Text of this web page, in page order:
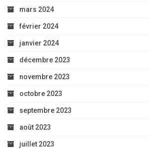
mars 2024
février 2024
janvier 2024
décembre 2023
novembre 2023
octobre 2023
septembre 2023
août 2023
juillet 2023